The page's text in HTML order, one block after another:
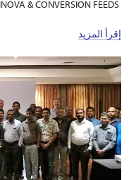
إقرأ المزيد